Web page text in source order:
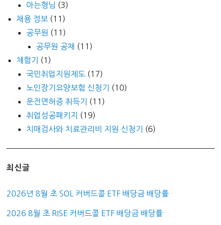
아는형님 (3)
채용 정보 (11)
공무원 (11)
공무원 공채 (11)
체험기
(1)
국민취업지원제도 (17)
노인장기요양보험 신청기
(10)
운전면허증 취득기
(11)
취업성공패키지
(19)
치매검사와 치료관리비 지원 신청기
(6)
최신글
2026년 8월 초 SOL 커버드콜 ETF 배당금 배당률
2026 8월 초 RISE 커버드콜 ETF 배당금 배당률